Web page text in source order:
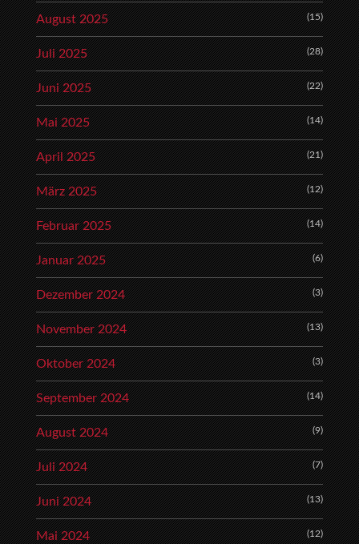
August 2025 (15)
Juli 2025 (28)
Juni 2025 (22)
Mai 2025 (14)
April 2025 (21)
März 2025 (12)
Februar 2025 (14)
Januar 2025 (6)
Dezember 2024 (3)
November 2024 (13)
Oktober 2024 (3)
September 2024 (14)
August 2024 (9)
Juli 2024 (7)
Juni 2024 (13)
Mai 2024 (12)